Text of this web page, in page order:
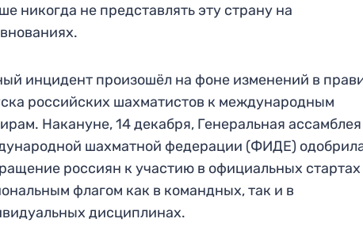
никогда не представлять эту страну на
инцидент произошёл на фоне изменений в
российских шахматистов к международным
Накануне, 14 декабря, Генеральная ассамблея
шахматной федерации (ФИДЕ)
россиян к участию в официальных
флагом как в командных, так и в
дисциплинах.